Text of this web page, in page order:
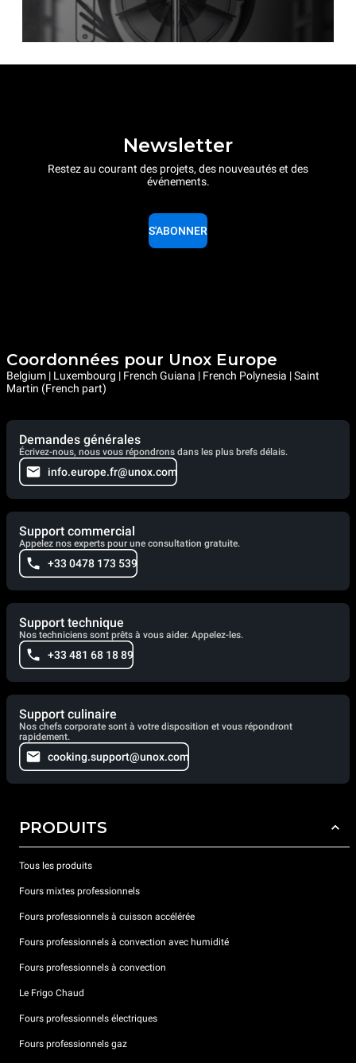
Newsletter
Restez au courant des projets, des nouveautés et des
événements.
S'ABONNER
Coordonnées pour Unox Europe
Belgium | Luxembourg | French Guiana | French Polynesia | Saint
Martin (French part)
Demandes générales
Écrivez-nous, nous vous répondrons dans les plus brefs délais.
info.europe.fr@unox.com
Support commercial
Appelez nos experts pour une consultation gratuite.
+33 0478 173 539
Support technique
Nos techniciens sont prêts à vous aider. Appelez-les.
+33 481 68 18 89
Support culinaire
Nos chefs corporate sont à votre disposition et vous répondront
rapidement.
cooking.support@unox.com
PRODUITS
Tous les produits
Fours mixtes professionnels
Fours professionnels à cuisson accélérée
Fours professionnels à convection avec humidité
Fours professionnels à convection
Le Frigo Chaud
Fours professionnels électriques
Fours professionnels gaz